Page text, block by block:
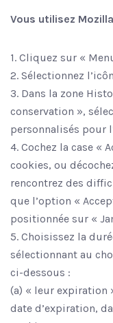
Vous utilisez
1. Cliquez sur «
2. Sélectionnez
3. Dans la zone
conservation »,
personnalisés pour
4. Cochez la case «
cookies, ou
rencontrez des
que l’option «
positionnée sur «
5. Choisissez la
sélectionnant au
ci-dessous :
(a) « leur expiration
date d’expiration,